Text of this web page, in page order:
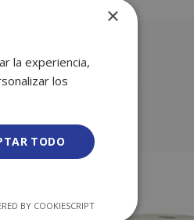
×
la experiencia,
los
TODO
BY COOKIESCRIPT